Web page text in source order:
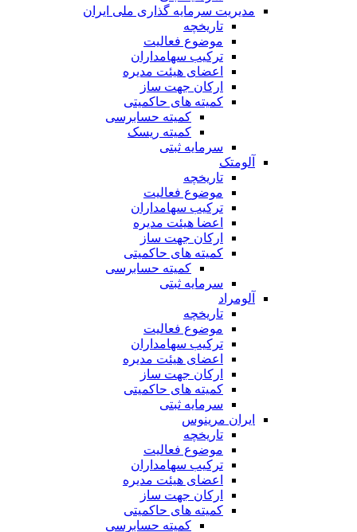
مدیریت سرمایه گذاری ملی ایران
تاریخچه
موضوع فعالیت
ترکیب سهامداران
اعضای هیئت مدیره
ارکان جهت ساز
کمیته های حاکمیتی
کمیته حسابرسی
کمیته ریسک
سرمایه ثبتی
آلومتک
تاریخچه
موضوع فعالیت
ترکیب سهامداران
اعضا هیئت مدیره
ارکان جهت ساز
کمیته های حاکمیتی
کمیته حسابرسی
سرمایه ثبتی
آلومراد
تاریخچه
موضوع فعالیت
ترکیب سهامداران
اعضای هیئت مدیره
ارکان جهت ساز
کمیته های حاکمیتی
سرمایه ثبتی
ایران مرینوس
تاریخچه
موضوع فعالیت
ترکیب سهامداران
اعضای هیئت مدیره
ارکان جهت ساز
کمیته های حاکمیتی
کمیته حسابرسی